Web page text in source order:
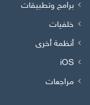
برامج وتطبيقات
خلفيات
أنظمة أخرى
iOS
مراجعات